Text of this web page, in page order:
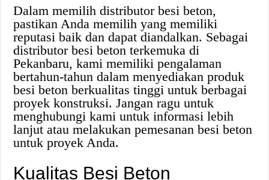
Dalam memilih distributor besi beton,
pastikan Anda memilih yang memiliki
reputasi baik dan dapat diandalkan. Sebagai
distributor besi beton terkemuka di
Pekanbaru, kami memiliki pengalaman
bertahun-tahun dalam menyediakan produk
besi beton berkualitas tinggi untuk berbagai
proyek konstruksi. Jangan ragu untuk
menghubungi kami untuk informasi lebih
lanjut atau melakukan pemesanan besi beton
untuk proyek Anda.
Kualitas Besi Beton